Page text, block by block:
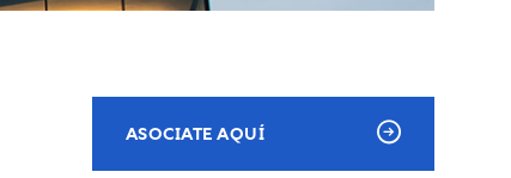
ASOCIATE AQUÍ